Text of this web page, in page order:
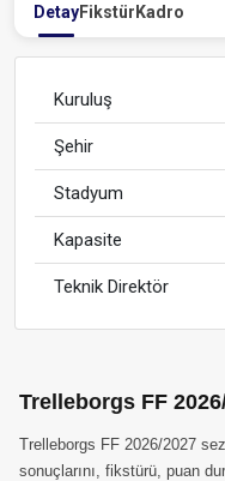
DetayFikstür Kadro
Kuruluş
Şehir
Stadyum
Kapasite
Teknik Direktör
Trelleborgs FF
Trelleborgs FF 2026/2027
sonuçlarını, fikstürü, puan